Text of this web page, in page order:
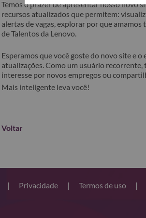
Temos o prazer de apresentar nosso novo
recursos atualizados que permitem:
alertas de vagas, explorar por que
de Talentos da Lenovo.
Esperamos que você goste do novo site e
atualizações. Como um usuário
interesse por novos empregos ou
Mais inteligente leva você!
Voltar
| Privacidade | Termos de uso |